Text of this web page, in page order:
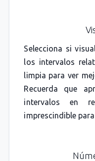
Selecciona si
los intervalos
limpia para ver
Recuerda que
intervalos en
imprescindible